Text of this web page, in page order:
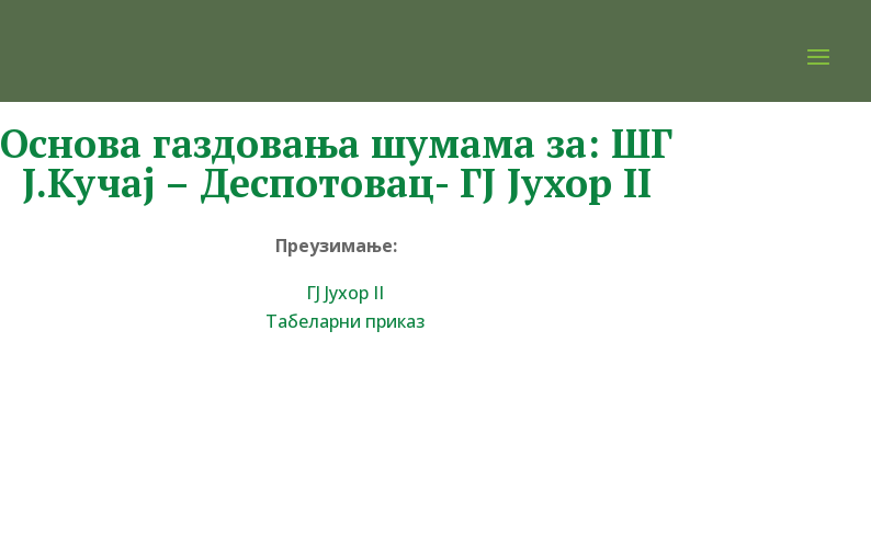
Основа газдовања шумама за: ШГ
Ј.Кучај – Деспотовац- ГЈ Јухор II
Преузимање:
ГЈ Јухор II
Табеларни приказ